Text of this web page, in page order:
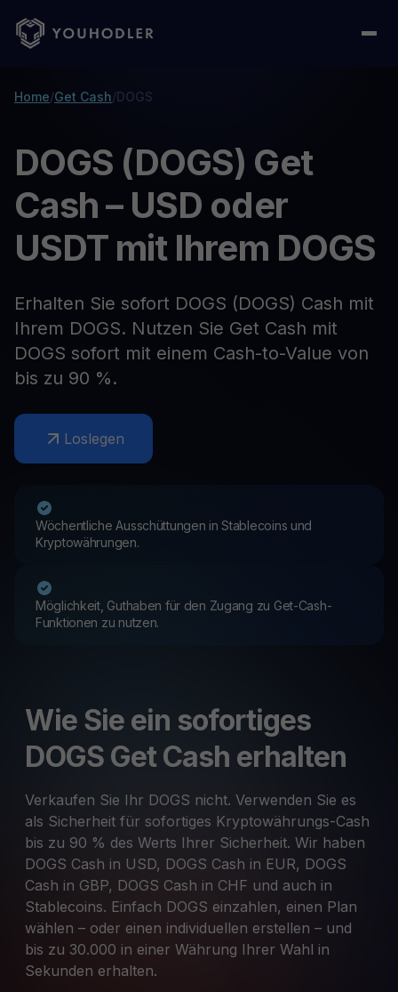
Home/Get Cash/DOGS
DOGS (DOGS) Get
Cash – USD oder
USDT mit Ihrem DOGS
Erhalten Sie sofort DOGS (DOGS) Cash mit
Ihrem DOGS. Nutzen Sie Get Cash mit
DOGS sofort mit einem Cash-to-Value von
bis zu 90 %.
Loslegen
Wöchentliche Ausschüttungen in Stablecoins und
Kryptowährungen.
Möglichkeit, Guthaben für den Zugang zu Get-Cash-
Funktionen zu nutzen.
Wie Sie ein sofortiges
DOGS Get Cash erhalten
Verkaufen Sie Ihr DOGS nicht. Verwenden Sie es
als Sicherheit für sofortiges Kryptowährungs-Cash
bis zu 90 % des Werts Ihrer Sicherheit. Wir haben
DOGS Cash in USD, DOGS Cash in EUR, DOGS
Cash in GBP, DOGS Cash in CHF und auch in
Stablecoins. Einfach DOGS einzahlen, einen Plan
wählen – oder einen individuellen erstellen – und
bis zu 30.000 in einer Währung Ihrer Wahl in
Sekunden erhalten.